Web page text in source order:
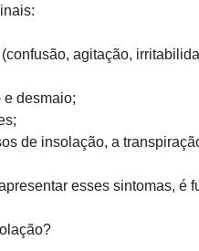
agitação,
e desmaio;
de insolação, a
esses sintomas, é